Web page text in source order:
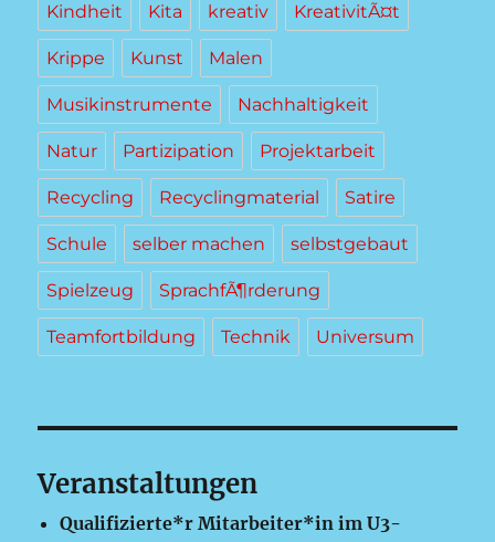
Kindheit Kita kreativ KreativitÃ¤t
Krippe Kunst Malen
Musikinstrumente Nachhaltigkeit
Natur Partizipation Projektarbeit
Recycling Recyclingmaterial Satire
Schule selber machen selbstgebaut
Spielzeug SprachfÃ¶rderung
Teamfortbildung Technik Universum
Veranstaltungen
Qualifizierte*r Mitarbeiter*in im U3-